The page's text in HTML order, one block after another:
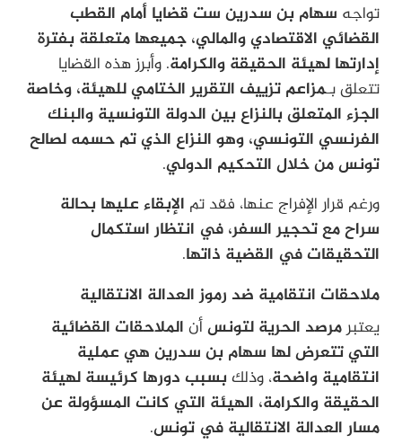
تواجه سهام بن سدرين ست قضايا أمام القطب
القضائي الاقتصادي والمالي، جميعها متعلقة بفترة
إدارتها لهيئة الحقيقة والكرامة. وأبرز هذه القضايا
تتعلق بـمزاعم تزييف التقرير الختامي للهيئة، وخاصة
الجزء المتعلق بالنزاع بين الدولة التونسية والبنك
الفرنسي التونسي، وهو النزاع الذي تم حسمه لصالح
تونس من خلال التحكيم الدولي.
ورغم قرار الإفراج عنها، فقد تم الإبقاء عليها بحالة
سراح مع تحجير السفر، في انتظار استكمال
التحقيقات في القضية ذاتها.
ملاحقات انتقامية ضد رموز العدالة الانتقالية
يعتبرمرصد الحرية لتونسأن الملاحقات القضائية
التي تتعرض لها سهام بن سدرين هي عملية
انتقامية واضحة، وذلك بسبب دورها كرئيسة لهيئة
الحقيقة والكرامة، الهيئة التي كانت المسؤولة عن
مسار العدالة الانتقالية في تونس.